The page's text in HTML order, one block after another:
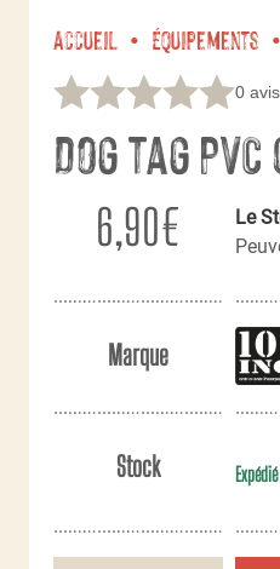
Accueil Équipements
0 avis
Dog tag
6,90€ Le
Marque
Stock